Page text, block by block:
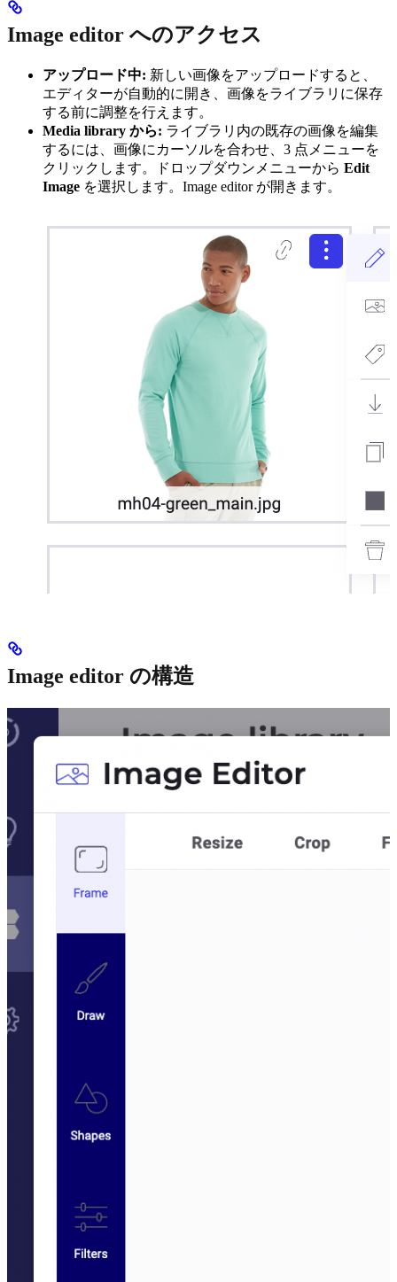
Image editor へのアクセス
アップロード中: 新しい画像をアップロードすると、
エディターが自動的に開き、画像をライブラリに保存
する前に調整を行えます。
Media library から: ライブラリ内の既存の画像を編集
するには、画像にカーソルを合わせ、3 点メニューを
クリックします。ドロップダウンメニューから Edit
Image を選択します。Image editor が開きます。
Image editor の構造